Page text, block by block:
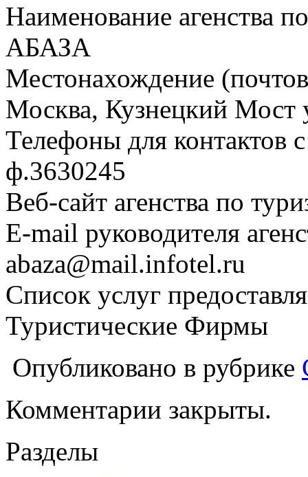
Наименование агенства
АБАЗА
Местонахождение
Москва, Кузнецкий Мост
Телефоны для контактов
ф.3630245
Веб-сайт агенства по
E-mail руководителя
abaza@mail.infotel.ru
Список услуг
Туристические Фирмы
Опубликовано в рубрике
Комментарии закрыты.
Разделы